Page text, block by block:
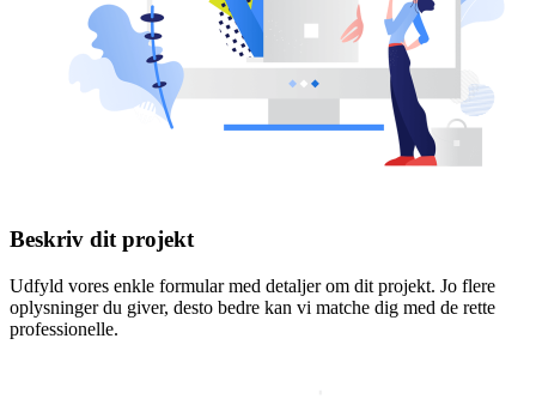
Beskriv dit projekt
Udfyld vores enkle formular med detaljer om dit projekt. Jo flere
oplysninger du giver, desto bedre kan vi matche dig med de rette
professionelle.